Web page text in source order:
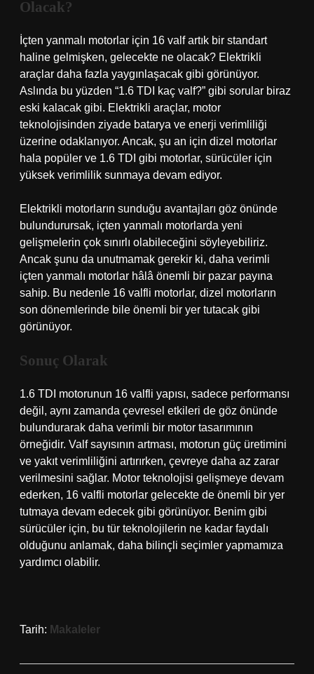
Olacak?
İçten yanmalı motorlar için 16 valf artık bir standart
haline gelmişken, gelecekte ne olacak? Elektrikli
araçlar daha fazla yaygınlaşacak gibi görünüyor.
Aslında bu yüzden “1.6 TDI kaç valf?” gibi sorular biraz
eski kalacak gibi. Elektrikli araçlar, motor
teknolojisinden ziyade batarya ve enerji verimliliği
üzerine odaklanıyor. Ancak, şu an için dizel motorlar
hala popüler ve 1.6 TDI gibi motorlar, sürücüler için
yüksek verimlilik sunmaya devam ediyor.
Elektrikli motorların sunduğu avantajları göz önünde
bulundurursak, içten yanmalı motorlarda yeni
gelişmelerin çok sınırlı olabileceğini söyleyebiliriz.
Ancak şunu da unutmamak gerekir ki, daha verimli
içten yanmalı motorlar hâlâ önemli bir pazar payına
sahip. Bu nedenle 16 valfli motorlar, dizel motorların
son dönemlerinde bile önemli bir yer tutacak gibi
görünüyor.
Sonuç Olarak
1.6 TDI motorunun 16 valfli yapısı, sadece performansı
değil, aynı zamanda çevresel etkileri de göz önünde
bulundurarak daha verimli bir motor tasarımının
örneğidir. Valf sayısının artması, motorun güç üretimini
ve yakıt verimliliğini artırırken, çevreye daha az zarar
verilmesini sağlar. Motor teknolojisi gelişmeye devam
ederken, 16 valfli motorlar gelecekte de önemli bir yer
tutmaya devam edecek gibi görünüyor. Benim gibi
sürücüler için, bu tür teknolojilerin ne kadar faydalı
olduğunu anlamak, daha bilinçli seçimler yapmamıza
yardımcı olabilir.
Tarih: Makaleler